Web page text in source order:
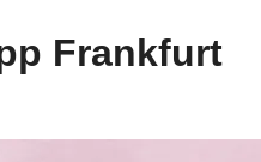
Frankfurt